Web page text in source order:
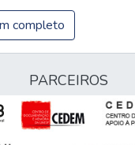
completo
PARCEIROS